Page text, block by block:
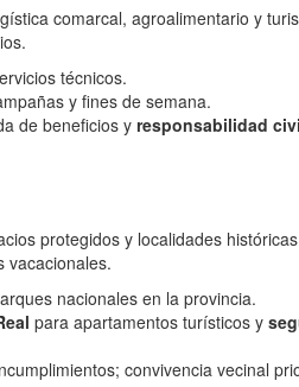
comarcal, agroalimentario y
técnicos.
y fines de semana.
de beneficios y responsabilidad
protegidos y localidades
vacacionales.
nacionales en la provincia.
para apartamentos turísticos y
convivencia vecinal